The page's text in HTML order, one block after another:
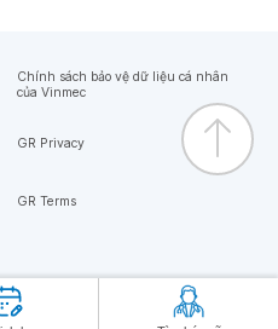
Chính sách bảo vệ dữ liệu cá nhân
của Vinmec
GR Privacy
GR Terms